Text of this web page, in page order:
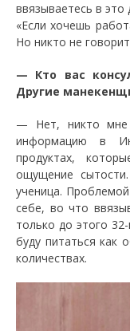
ввязываетесь в
«Если хочешь
Но никто не
— Кто вас
Другие
— Нет, никто мне
информацию в
продуктах,
ощущение
ученица.
себе, во что
только до этого
буду питаться как
количествах.